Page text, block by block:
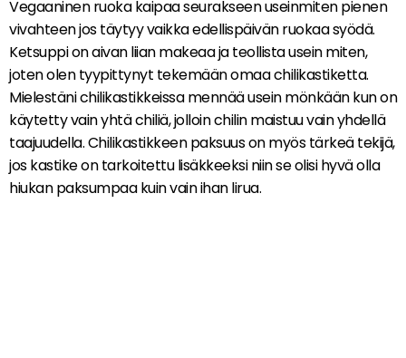
Vegaaninen ruoka kaipaa seurakseen useinmiten pienen
vivahteen jos täytyy vaikka edellispäivän ruokaa syödä.
Ketsuppi on aivan liian makeaa ja teollista usein miten,
joten olen tyypittynyt tekemään omaa chilikastiketta.
Mielestäni chilikastikkeissa mennää usein mönkään kun on
käytetty vain yhtä chiliä, jolloin chilin maistuu vain yhdellä
taajuudella. Chilikastikkeen paksuus on myös tärkeä tekijä,
jos kastike on tarkoitettu lisäkkeeksi niin se olisi hyvä olla
hiukan paksumpaa kuin vain ihan lirua.